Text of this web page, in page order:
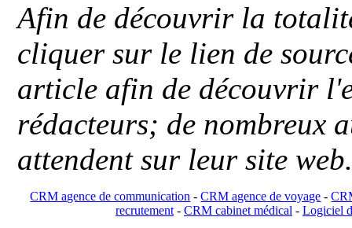
Afin de découvrir la
cliquer sur le lien de
article afin de découvrir
rédacteurs; de nombreux
attendent sur leur site
CRM agence de communication -CRM agence de voyage -
recrutement- CRM cabinet médical- Logiciel